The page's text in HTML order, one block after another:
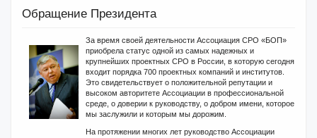
Обращение Президента
За время своей деятельности Ассоциация СРО «БОП»
приобрела статус одной из самых надежных и
крупнейших проектных СРО в России, в которую сегодня
входит порядка 700 проектных компаний и институтов.
Это свидетельствует о положительной репутации и
высоком авторитете Ассоциации в профессиональной
среде, о доверии к руководству, о добром имени, которое
мы заслужили и которым мы дорожим.
На протяжении многих лет руководство Ассоциации